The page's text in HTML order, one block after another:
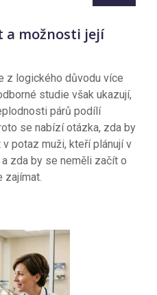
a možnosti její
z logického důvodu více
studie však ukazují,
párů podílí
se nabízí otázka, zda by
potaz muži, kteří plánují v
zda by se neměli začít o
zajímat.